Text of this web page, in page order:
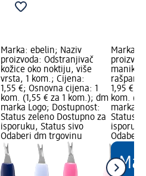
Marka: ebelin; Naziv
proizvoda: Odstranjivač
kožice oko noktiju, više
vrsta, 1 kom.; Cijena:
1,55 €; Osnovna cijena: 1
kom. (1,55 € za 1 kom.); dm
marka Logo; Dostupnost:
Status zeleno Dostupno za
isporuku, Status sivo
Odaberi dm trgovinu
Marka:
1,95 €;
kom.
marka
Status
Odaberi